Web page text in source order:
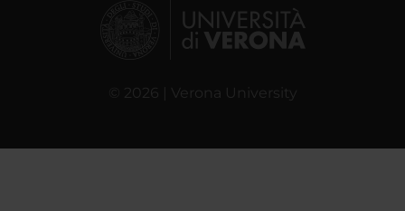
© 2026 | Verona University